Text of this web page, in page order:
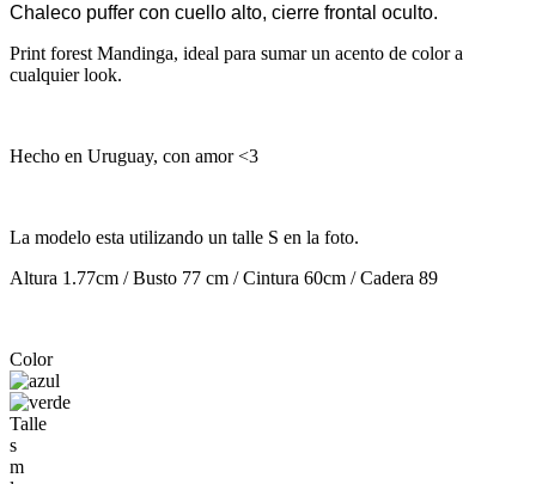
Chaleco puffer con cuello alto, cierre frontal oculto.
Print forest Mandinga, ideal para sumar un acento de color a
cualquier look.
Hecho en Uruguay, con amor <3
La modelo esta utilizando un talle S en la foto.
Altura 1.77cm / Busto 77 cm / Cintura 60cm / Cadera 89
Color
Talle
s
m